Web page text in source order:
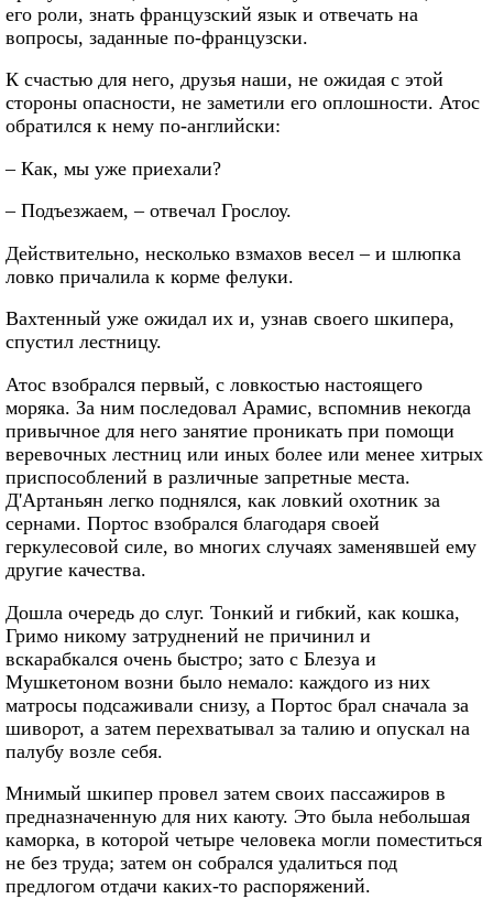
его роли, знать французский язык и отвечать на
вопросы, заданные по-французски.
К счастью для него, друзья наши, не ожидая с этой
стороны опасности, не заметили его оплошности. Атос
обратился к нему по-английски:
– Как, мы уже приехали?
– Подъезжаем, – отвечал Грослоу.
Действительно, несколько взмахов весел – и шлюпка
ловко причалила к корме фелуки.
Вахтенный уже ожидал их и, узнав своего шкипера,
спустил лестницу.
Атос взобрался первый, с ловкостью настоящего
моряка. За ним последовал Арамис, вспомнив некогда
привычное для него занятие проникать при помощи
веревочных лестниц или иных более или менее хитрых
приспособлений в различные запретные места.
Д'Артаньян легко поднялся, как ловкий охотник за
сернами. Портос взобрался благодаря своей
геркулесовой силе, во многих случаях заменявшей ему
другие качества.
Дошла очередь до слуг. Тонкий и гибкий, как кошка,
Гримо никому затруднений не причинил и
вскарабкался очень быстро; зато с Блезуа и
Мушкетоном возни было немало: каждого из них
матросы подсаживали снизу, а Портос брал сначала за
шиворот, а затем перехватывал за талию и опускал на
палубу возле себя.
Мнимый шкипер провел затем своих пассажиров в
предназначенную для них каюту. Это была небольшая
каморка, в которой четыре человека могли поместиться
не без труда; затем он собрался удалиться под
предлогом отдачи каких-то распоряжений.